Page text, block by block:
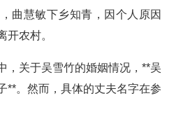
曲慧敏下乡知青，因个人原因
开农村。
，关于吴雪竹的婚姻情况，**吴
**。然而，具体的丈夫名字在参